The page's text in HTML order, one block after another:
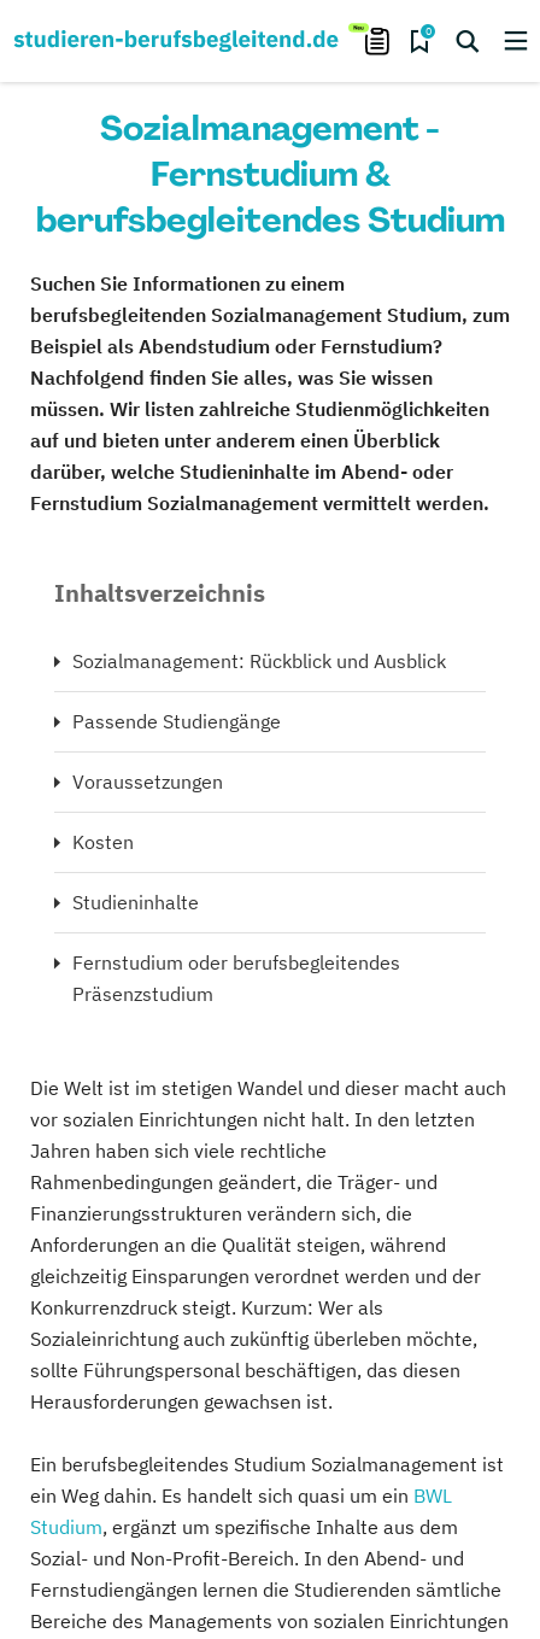
0
Sozialmanagement -
Fernstudium &
berufsbegleitendes Studium
Suchen Sie Informationen zu einem
berufsbegleitenden Sozialmanagement Studium, zum
Beispiel als Abendstudium oder Fernstudium?
Nachfolgend finden Sie alles, was Sie wissen
müssen. Wir listen zahlreiche Studienmöglichkeiten
auf und bieten unter anderem einen Überblick
darüber, welche Studieninhalte im Abend- oder
Fernstudium Sozialmanagement vermittelt werden.
Inhaltsverzeichnis
Sozialmanagement: Rückblick und Ausblick
Passende Studiengänge
Voraussetzungen
Kosten
Studieninhalte
Fernstudium oder berufsbegleitendes
Präsenzstudium
Die Welt ist im stetigen Wandel und dieser macht auch
vor sozialen Einrichtungen nicht halt. In den letzten
Jahren haben sich viele rechtliche
Rahmenbedingungen geändert, die Träger- und
Finanzierungsstrukturen verändern sich, die
Anforderungen an die Qualität steigen, während
gleichzeitig Einsparungen verordnet werden und der
Konkurrenzdruck steigt. Kurzum: Wer als
Sozialeinrichtung auch zukünftig überleben möchte,
sollte Führungspersonal beschäftigen, das diesen
Herausforderungen gewachsen ist.
Ein berufsbegleitendes Studium Sozialmanagement ist
ein Weg dahin. Es handelt sich quasi um ein BWL
Studium, ergänzt um spezifische Inhalte aus dem
Sozial- und Non-Profit-Bereich. In den Abend- und
Fernstudiengängen lernen die Studierenden sämtliche
Bereiche des Managements von sozialen Einrichtungen